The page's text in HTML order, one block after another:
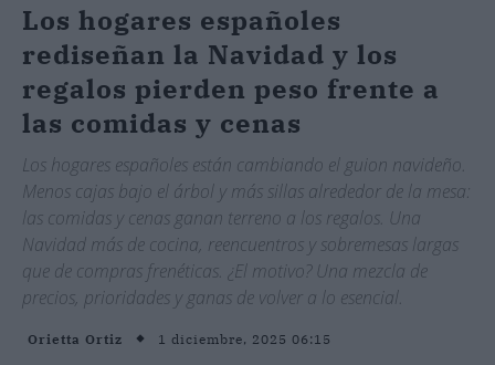
Los hogares españoles
rediseñan la Navidad y los
regalos pierden peso frente a
las comidas y cenas
Los hogares españoles están cambiando el guion navideño.
Menos cajas bajo el árbol y más sillas alrededor de la mesa:
las comidas y cenas ganan terreno a los regalos. Una
Navidad más de cocina, reencuentros y sobremesas largas
que de compras frenéticas. ¿El motivo? Una mezcla de
precios, prioridades y ganas de volver a lo esencial.
Orietta Ortiz 1 diciembre, 2025 06:15